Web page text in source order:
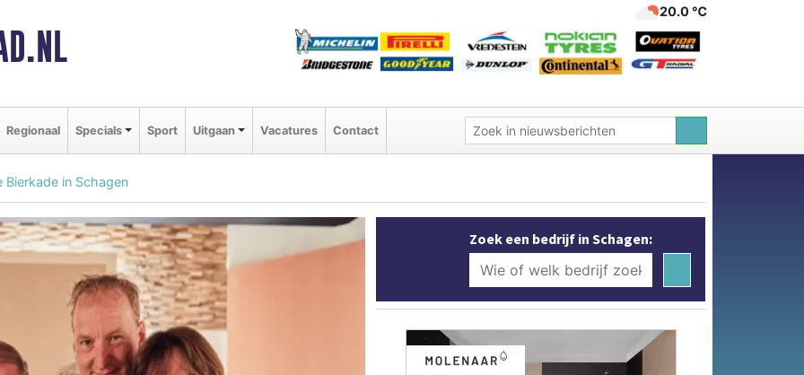
20.0 ℃
Regionaal Specials Sport Uitgaan Vacatures Contact
in Schagen
Zoek een bedrijf in Schagen: